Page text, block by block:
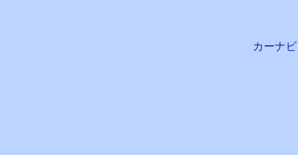
カーナ